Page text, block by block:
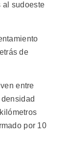
al sudoeste
de
entre
por 10